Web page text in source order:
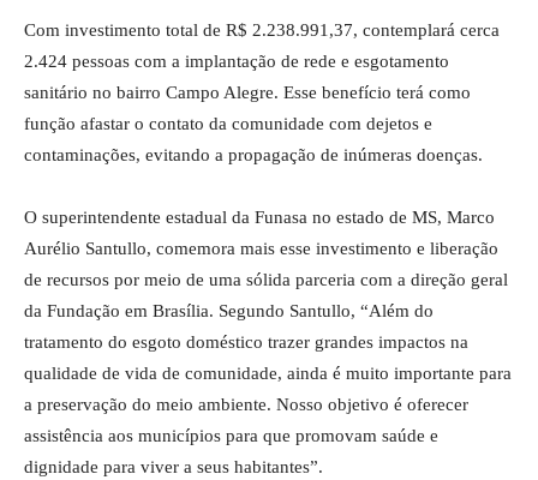
Com investimento total de R$ 2.238.991,37, contemplará cerca
2.424 pessoas com a implantação de rede e esgotamento
sanitário no bairro Campo Alegre. Esse benefício terá como
função afastar o contato da comunidade com dejetos e
contaminações, evitando a propagação de inúmeras doenças.
O superintendente estadual da Funasa no estado de MS, Marco
Aurélio Santullo, comemora mais esse investimento e liberação
de recursos por meio de uma sólida parceria com a direção geral
da Fundação em Brasília. Segundo Santullo, “Além do
tratamento do esgoto doméstico trazer grandes impactos na
qualidade de vida de comunidade, ainda é muito importante para
a preservação do meio ambiente. Nosso objetivo é oferecer
assistência aos municípios para que promovam saúde e
dignidade para viver a seus habitantes”.